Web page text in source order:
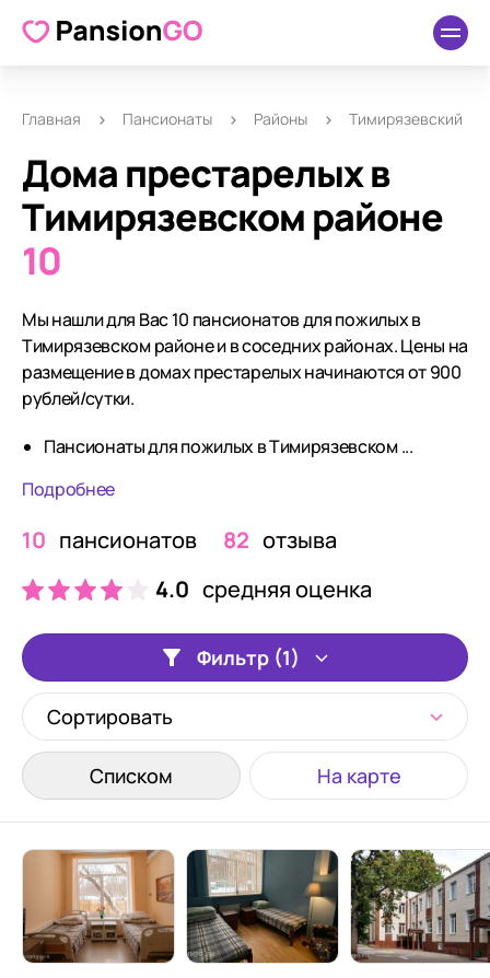
Главная Пансионаты Районы Тимирязевский
Дома престарелых в
Тимирязевском районе
10
Мы нашли для Вас 10 пансионатов для пожилых в
Тимирязевском районе и в соседних районах. Цены на
размещение в домах престарелых начинаются от 900
рублей/сутки.
Пансионаты для пожилых в Тимирязевском ...
Подробнее
10 пансионатов 82 отзыва
4.0 средняя оценка
Фильтр (1)
Сортировать
Списком На карте